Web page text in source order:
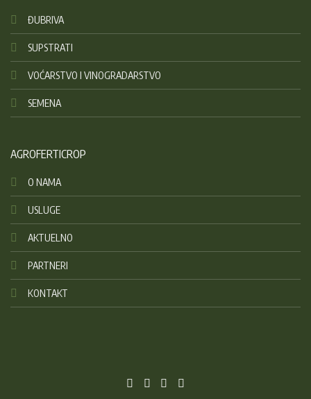
ĐUBRIVA
SUPSTRATI
VOĆARSTVO I VINOGRADARSTVO
SEMENA
AGROFERTICROP
O NAMA
USLUGE
AKTUELNO
PARTNERI
KONTAKT